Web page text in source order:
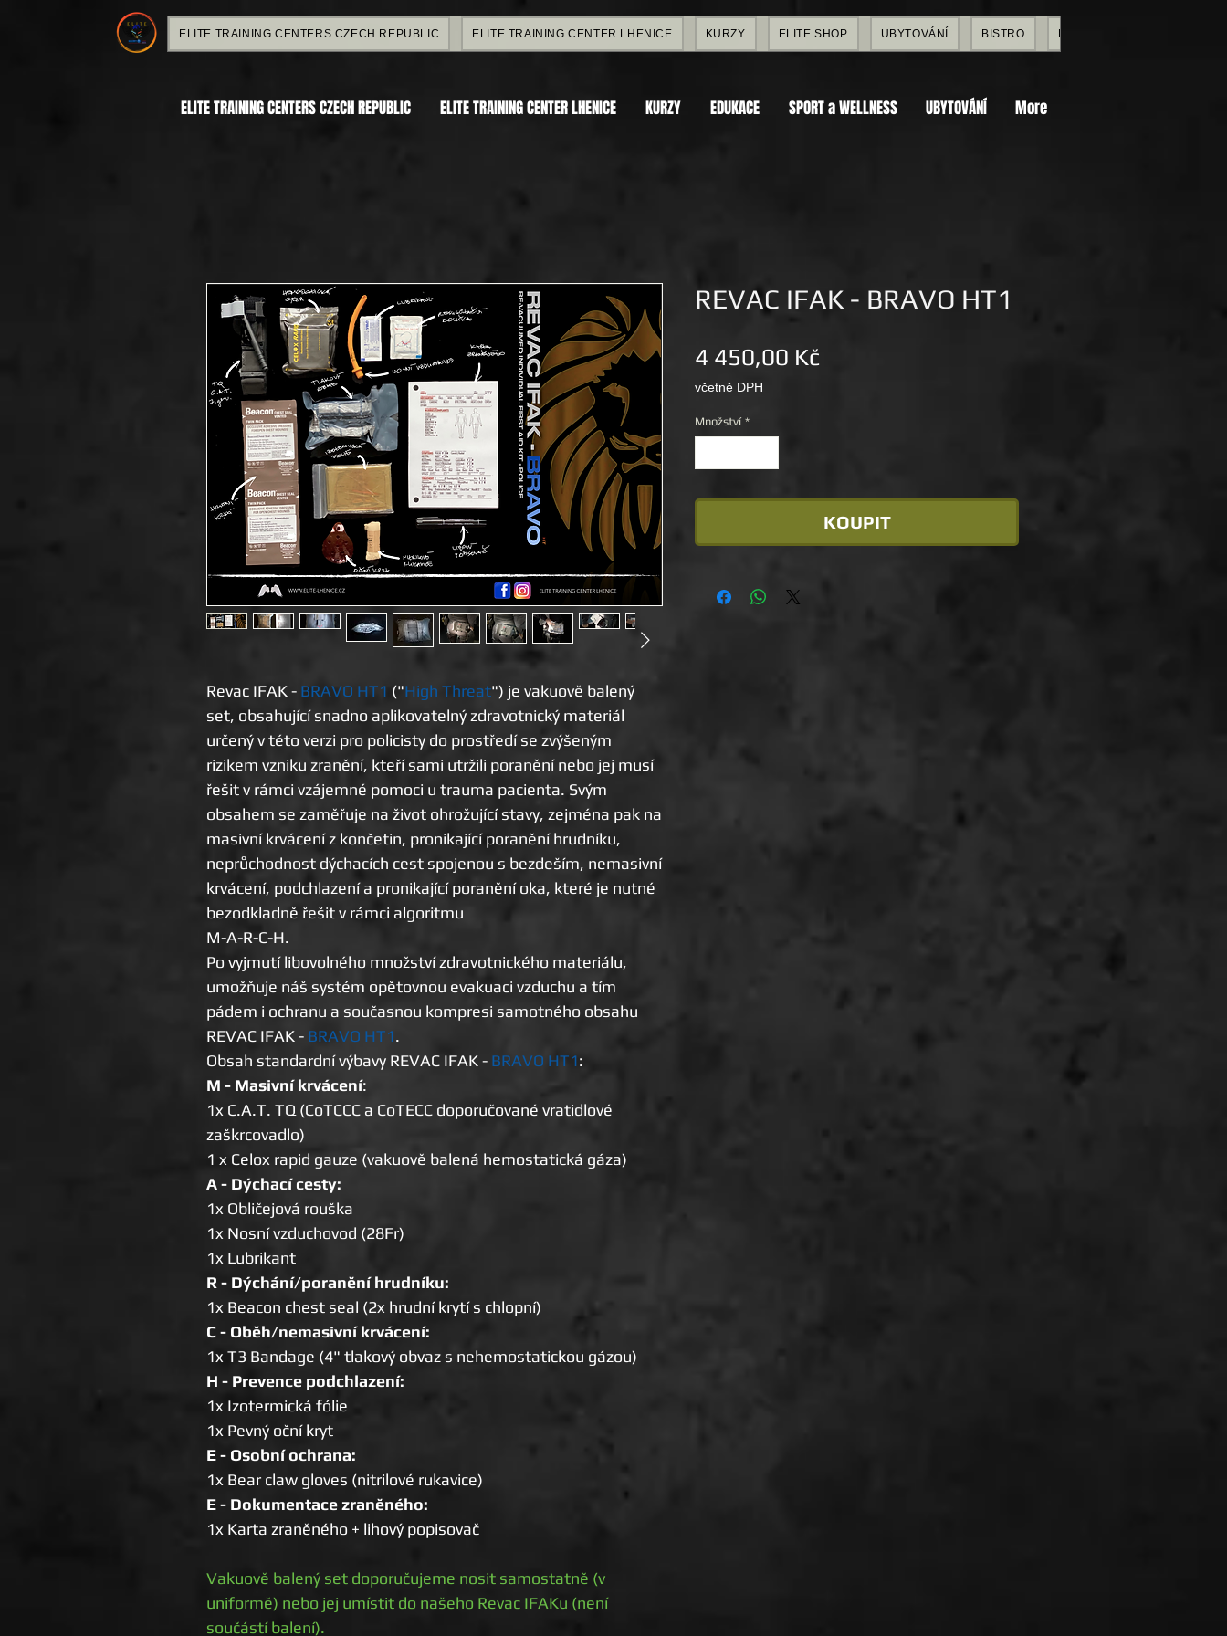
ELITE TRAINING CENTERS CZECH REPUBLIC ELITE TRAINING CENTER LHENICE KURZY ELITE SHOP UBYTOVÁNÍ BISTRO
ELITE TRAINING CENTERS CZECH REPUBLIC ELITE TRAINING CENTER LHENICE KURZY EDUKACE SPORT a WELLNESS UBYTOVÁNÍ More
Revac IFAK - BRAVO HT1 ("High Threat") je vakuově balený
set, obsahující snadno aplikovatelný zdravotnický materiál
určený v této verzi pro policisty do prostředí se zvýšeným
rizikem vzniku zranění, kteří sami utržili poranění nebo jej musí
řešit v rámci vzájemné pomoci u trauma pacienta. Svým
obsahem se zaměřuje na život ohrožující stavy, zejména pak na
masivní krvácení z končetin, pronikající poranění hrudníku,
neprůchodnost dýchacích cest spojenou s bezdeším, nemasivní
krvácení, podchlazení a pronikající poranění oka, které je nutné
bezodkladně řešit v rámci algoritmu
M-A-R-C-H.
Po vyjmutí libovolného množství zdravotnického materiálu,
umožňuje náš systém opětovnou evakuaci vzduchu a tím
pádem i ochranu a současnou kompresi samotného obsahu
REVAC IFAK - BRAVO HT1.
Obsah standardní výbavy REVAC IFAK - BRAVO HT1:
M - Masivní krvácení:
1x C.A.T. TQ (CoTCCC a CoTECC doporučované vratidlové
zaškrcovadlo)
1 x Celox rapid gauze (vakuově balená hemostatická gáza)
A - Dýchací cesty:
1x Obličejová rouška
1x Nosní vzduchovod (28Fr)
1x Lubrikant
R - Dýchání/poranění hrudníku:
1x Beacon chest seal (2x hrudní krytí s chlopní)
C - Oběh/nemasivní krvácení:
1x T3 Bandage (4" tlakový obvaz s nehemostatickou gázou)
H - Prevence podchlazení:
1x Izotermická fólie
1x Pevný oční kryt
E - Osobní ochrana:
1x Bear claw gloves (nitrilové rukavice)
E - Dokumentace zraněného:
1x Karta zraněného + lihový popisovač
Vakuově balený set doporučujeme nosit samostatně (v
uniformě) nebo jej umístit do našeho Revac IFAKu (není
součástí balení).
REVAC IFAK - BRAVO HT1
4 450,00 Kč
včetně DPH
Množství *
KOUPIT